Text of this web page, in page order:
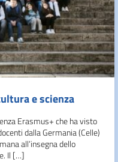
e scienza
Erasmus+ che ha visto
dalla Germania (Celle)
all’insegna dello
Il […]